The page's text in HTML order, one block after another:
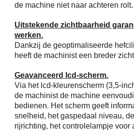
de machine niet naar achteren rolt.
Uitstekende zichtbaarheid
werken.
Dankzij de geoptimaliseerde
heeft de machinist een breder
Geavanceerd lcd-scherm.
Via het lcd-kleurenscherm (3,5-
de machinist de machine
bedienen. Het scherm geeft
snelheid, het gaspedaal niveau,
rijrichting, het controlelampje voor